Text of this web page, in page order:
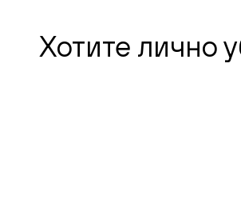
Хотите лично